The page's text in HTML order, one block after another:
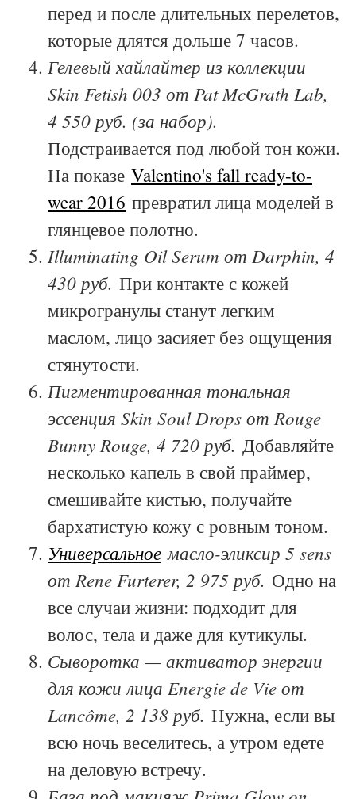
перед и после длительных перелетов,
которые длятся дольше 7 часов.
Гелевый хайлайтер из коллекции
Skin Fetish 003 от Pat McGrath Lab,
4 550 руб. (за набор).
Подстраивается под любой тон кожи.
На показе Valentino's fall ready-to-
wear 2016 превратил лица моделей в
глянцевое полотно.
Illuminating Oil Serum от Darphin, 4
430 руб. При контакте с кожей
микрогранулы станут легким
маслом, лицо засияет без ощущения
стянутости.
Пигментированная тональная
эссенция Skin Soul Drops от Rouge
Bunny Rouge, 4 720 руб. Добавляйте
несколько капель в свой праймер,
смешивайте кистью, получайте
бархатистую кожу с ровным тоном.
Универсальное масло-эликсир 5 sens
от Rene Furterer, 2 975 руб. Одно на
все случаи жизни: подходит для
волос, тела и даже для кутикулы.
Сыворотка — активатор энергии
для кожи лица Energie de Vie от
Lancôme, 2 138 руб. Нужна, если вы
всю ночь веселитесь, а утром едете
на деловую встречу.